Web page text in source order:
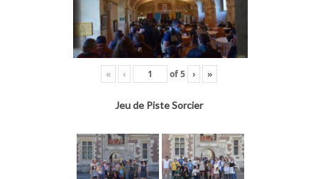
« ‹ of5 › »
Jeu de Piste Sorcier